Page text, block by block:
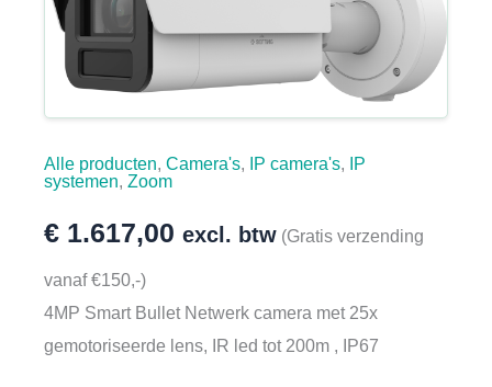
Alle producten, Camera's, IP camera's, IP
systemen, Zoom
€ 1.617,00 excl. btw (Gratis verzending
vanaf €150,-)
4MP Smart Bullet Netwerk camera met 25x
gemotoriseerde lens, IR led tot 200m , IP67